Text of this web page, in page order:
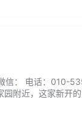
信： 电话：010-
附近，这家新开